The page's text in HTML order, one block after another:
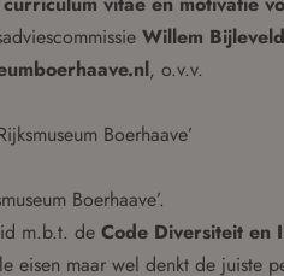
Willem
, o.v.v.
Boerhaave’
Boerhaave’.
m.b.t. de Code Diversiteit en
eisen maar wel denkt de juiste